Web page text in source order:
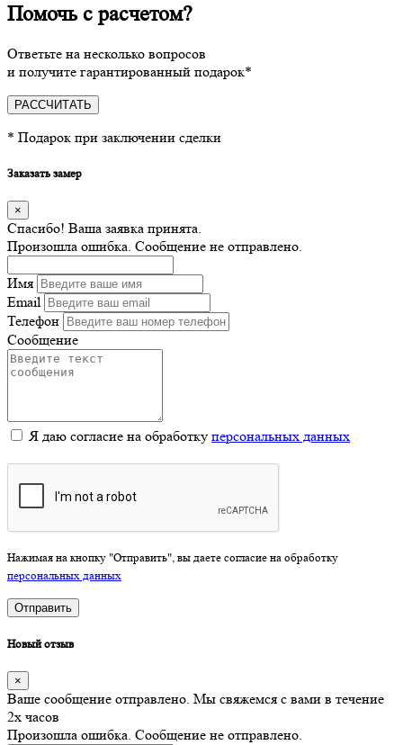
Помочь с расчетом?
Ответьте на несколько вопросов
и получите гарантированный подарок*
РАССЧИТАТЬ
* Подарок при заключении сделки
Заказать замер
×
Спасибо! Ваша заявка принята.
Произошла ошибка. Сообщение не отправлено.
Имя
Email
Телефон
Сообщение
Я даю согласие на обработку персональных данных
Нажимая на кнопку "Отправить", вы даете согласие на обработку
персональных данных
Отправить
Новый отзыв
×
Ваше сообщение отправлено. Мы свяжемся с вами в течение
2х часов
Произошла ошибка. Сообщение не отправлено.